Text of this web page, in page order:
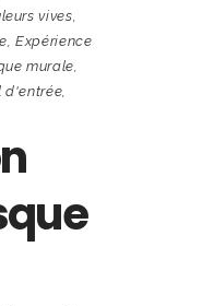
vives,
,Expérience
murale,
d'entrée,